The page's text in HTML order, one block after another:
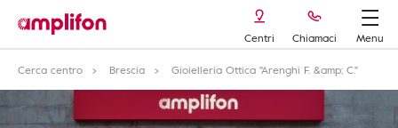
Centri Chiamaci
Menu
Cerca centro
Brescia Gioielleria Ottica "Arenghi F. &amp; C."